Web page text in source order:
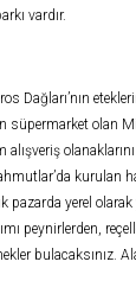
vardır.
Dağları’nın
süpermarket olan
alışveriş
kurulan
pazarda yerel
peynirlerden,
bulacaksınız.